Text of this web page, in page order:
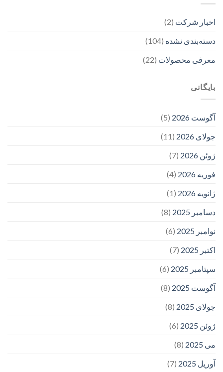
اخبار شرکت (2)
دسته‌بندی نشده (104)
معرفی محصولات (22)
بایگانی
آگوست 2026
(5)
جولای 2026
(11)
ژوئن 2026
(7)
فوریه 2026
(4)
ژانویه 2026
(1)
دسامبر 2025
(8)
نوامبر 2025
(6)
اکتبر 2025
(7)
سپتامبر 2025
(6)
آگوست 2025
(8)
جولای 2025
(8)
ژوئن 2025
(6)
می 2025
(8)
آوریل 2025
(7)